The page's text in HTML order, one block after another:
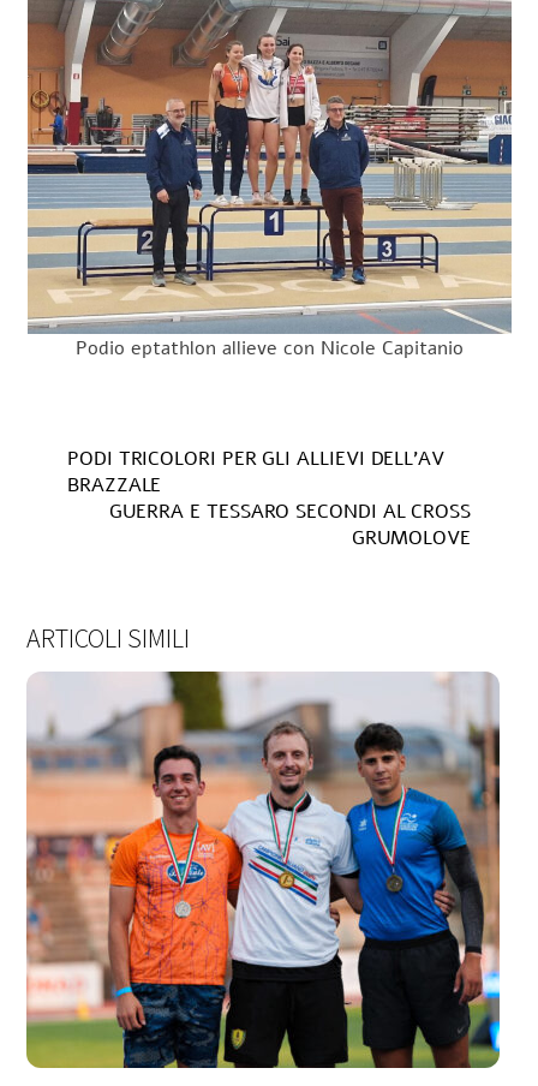
Podio eptathlon allieve con Nicole Capitanio
PODI TRICOLORI PER GLI ALLIEVI DELL’AV
BRAZZALE
GUERRA E TESSARO SECONDI AL CROSS
GRUMOLOVE
ARTICOLI SIMILI